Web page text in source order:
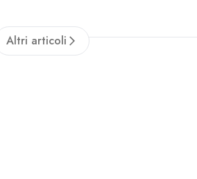
Altri articoli